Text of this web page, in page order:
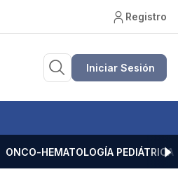
Registro
Iniciar Sesión
ONCO-HEMATOLOGÍA PEDIÁTRICA